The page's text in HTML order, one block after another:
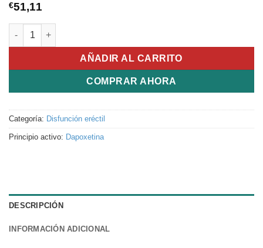
€51,11
Poxet cantidad
AÑADIR AL CARRITO
COMPRAR AHORA
Categoría: Disfunción eréctil
Principio activo: Dapoxetina
DESCRIPCIÓN
INFORMACIÓN ADICIONAL